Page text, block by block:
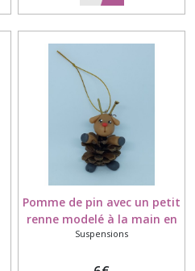
Pomme de pin avec un petit
renne modelé à la main en
porcelaine froide
Suspensions